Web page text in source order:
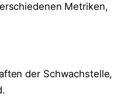
Metriken,
der Schwachstelle,